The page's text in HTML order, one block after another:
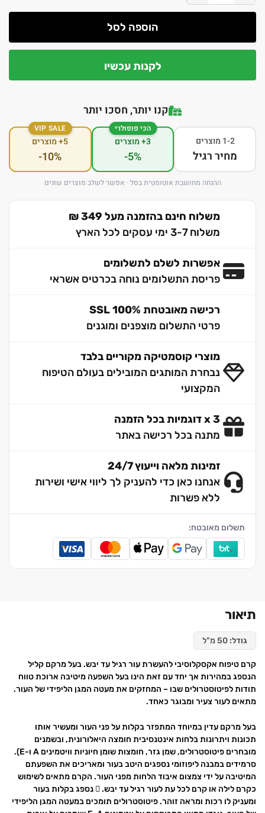
הוספה לסל
לקנות עכשיו
קנו יותר, חסכו יותר
1-2 מוצרים
מחיר רגיל
הכי פופולרי
3+ מוצרים
-5%
VIP SALE
5+ מוצרים
-10%
ההנחה מחושבת אוטומטית בסל · אפשר לשלב מוצרים שונים
משלוח חינם בהזמנה מעל 349 ₪
משלוח 3-7 ימי עסקים לכל הארץ
אפשרות לשלם לתשלומים
פריסת התשלומים נוחה בכרטיס אשראי
רכישה מאובטחת 100% SSL
פרטי התשלום מוצפנים ומוגנים
מוצרי קוסמטיקה מקוריים בלבד
נבחרת המותגים המובילים בעולם הטיפוח
המקצועי
3 x דוגמיות בכל הזמנה
מתנה בכל רכישה באתר
זמינות מלאה וייעוץ 24/7
אנחנו כאן כדי להעניק לך ליווי אישי ושירות
ללא פשרות
תשלום מאובטח:
תיאור
גודל:
קרם טיפוח אקסקלוסיבי להעשרת עור רגיל עד יבש. בעל מרקם קליל
הנספג במהירות אך יחד עם זאת הינו בעל השפעה מיטיבה ארוכת טווח
תודות לפיטוסטרולים שבו – המחזקים את מעטה המגן הליפידי של העור.
מתאים לעור צעיר ומבוגר כאחד.
בעל מרקם עדין במיוחד המתפזר בקלות על פני העור ומעשיר אותו
תכונות ויתרונות בלחות אינטנסיבית חומצה היאלורונית, ובשמנים
מובחרים פיטוסטרולים, שמן גזר, חומצות שומן חיוניות וויטמינים A ו-E).
סרמידים במבנה ליפוזומי נספגים היטב בעור ומאריכים את השפעתם
המיטיבה על ידי צמצום איבוד הלחות מפני העור. הקרם מתאים לשימוש
כקרם לילה או קרם לכל עת לעור רגיל עד יבש.  נספג בקלות בעור
ומעניק לו רכות ומראה זוהר. פיטוסטרולים תומכים במעטה המגן הליפידי